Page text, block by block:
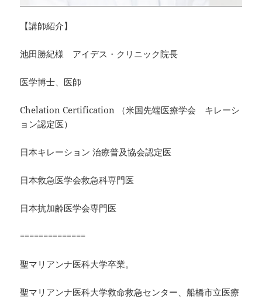
【講師紹介】
池田勝紀様 アイデス・クリニック院長
医学博士、医師
Chelation Certification （米国先端医療学会 キレーシ
ョン認定医）
日本キレーション 治療普及協会認定医
日本救急医学会救急科専門医
日本抗加齢医学会専門医
==============
聖マリアンナ医科大学卒業。
聖マリアンナ医科大学救命救急センター、船橋市立医療